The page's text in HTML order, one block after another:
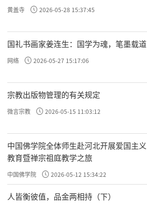
黄盖寺 2026-05-28 15:37:45
国礼书画家姜连生：国学为魂，笔墨载道
网络 2026-05-27 15:17:06
宗教出版物管理的有关规定
微言宗教 2026-05-15 11:03:12
中国佛学院全体师生赴河北开展爱国主义
教育暨禅宗祖庭教学之旅
中国佛学院 2026-05-12 15:34:22
人皆衡彼值，品金两相持（下）